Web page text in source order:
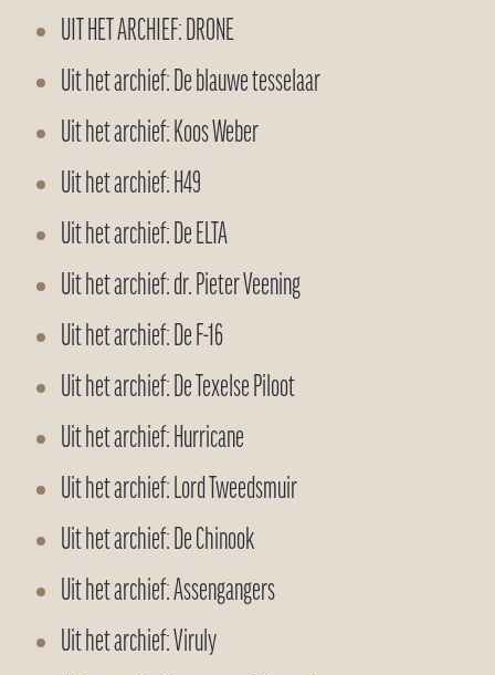
UIT HET ARCHIEF: DRONE
Uit het archief: De blauwe tesselaar
Uit het archief: Koos Weber
Uit het archief: H49
Uit het archief: De ELTA
Uit het archief: dr. Pieter Veening
Uit het archief: De F-16
Uit het archief: De Texelse Piloot
Uit het archief: Hurricane
Uit het archief: Lord Tweedsmuir
Uit het archief: De Chinook
Uit het archief: Assengangers
Uit het archief: Viruly